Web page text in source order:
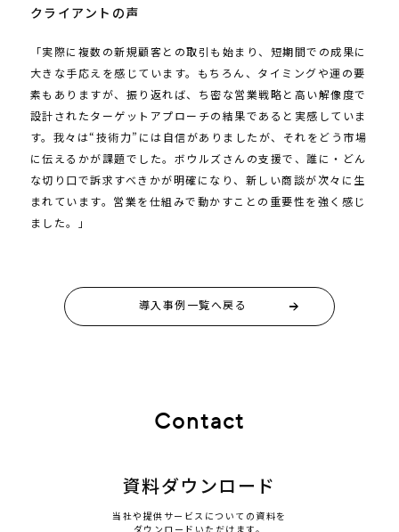
クライアントの声
「実際に複数の新規顧客との取引も始まり、短期間での成果に
大きな手応えを感じています。もちろん、タイミングや運の要
素もありますが、振り返れば、ち密な営業戦略と高い解像度で
設計されたターゲットアプローチの結果であると実感していま
す。我々は“技術力”には自信がありましたが、それをどう市場
に伝えるかが課題でした。ボウルズさんの支援で、誰に・どん
な切り口で訴求すべきかが明確になり、新しい商談が次々に生
まれています。営業を仕組みで動かすことの重要性を強く感じ
ました。」
導入事例一覧へ戻る
Contact
資料ダウンロード
当社や提供サービスについての資料を
ダウンロードいただけます。